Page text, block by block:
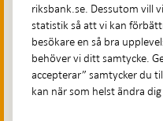
Frågor och svar-
Öppnas
i
ny
flik
Till Riksbankens
Presskontakt
Integritetspolicy
riksbank.se. Dessutom vill
statistik så att vi kan
besökare en så bra
behöver vi ditt samtycke.
accepterar” samtycker du
kan när som helst ändra